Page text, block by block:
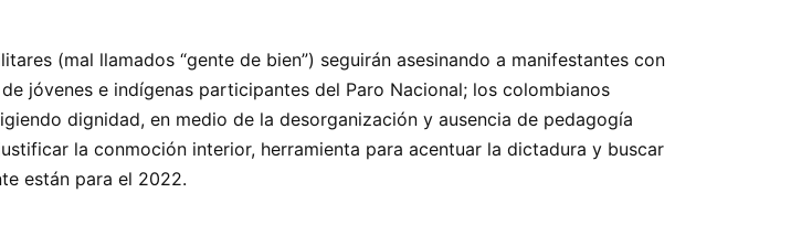
(mal llamados “gente de bien”) seguirán asesinando a manifestantes con
jóvenes e indígenas participantes del Paro Nacional; los colombianos
dignidad, en medio de la desorganización y ausencia de pedagogía
la conmoción interior, herramienta para acentuar la dictadura y buscar
están para el 2022.